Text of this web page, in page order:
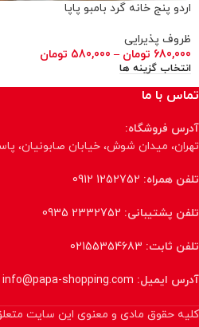
اردو پنج خانه گرد بامبو پاپا
ظروف پذیرایی
680,000 تومان –
580,000 تومان
انتخاب گزینه ها
تماس با ما
آدرس فروشگاه:
تهران، میدان شوش، خیابان صابونیان، پاساژ
تلفن همراه: 1252752 0912
تلفن پشتیبانی: 2332752 0935
تلفن ثابت: 02155354683
آدرس ایمیل: info@papa-shopping.com
کلیه حقوق مادی و معنوی این سایت